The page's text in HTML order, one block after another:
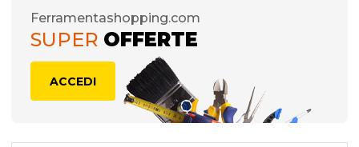
Ferramentashopping.com
SUPER OFFERTE
ACCEDI